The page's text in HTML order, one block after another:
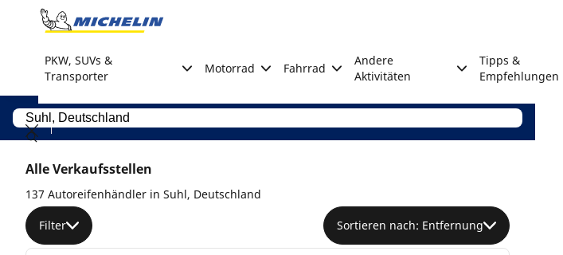
Go to page content
PKW, SUVs &
Transporter
Motorrad Fahrrad
Andere
Aktivitäten
Tipps &
Empfehlungen
Alle Verkaufsstellen
137 Autoreifenhändler in Suhl, Deutschland
Filter Sortieren nach: Entfernung